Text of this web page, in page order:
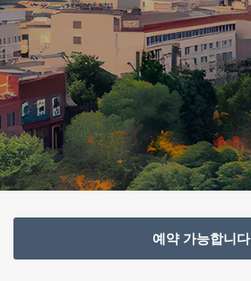
예약 가능합니다